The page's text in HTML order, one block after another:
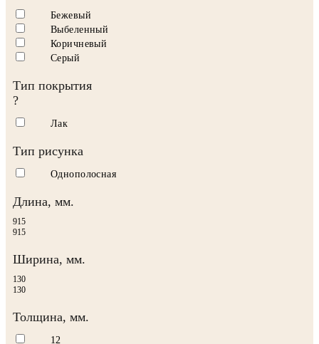
Бежевый
Выбеленный
Коричневый
Серый
Тип покрытия
?
Лак
Тип рисунка
Однополосная
Длина, мм.
915
915
Ширина, мм.
130
130
Толщина, мм.
12